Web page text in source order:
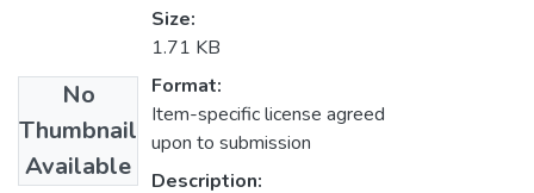
No
Thumbnail
Available
Size:
1.71 KB
Format:
Item-specific license agreed
upon to submission
Description: